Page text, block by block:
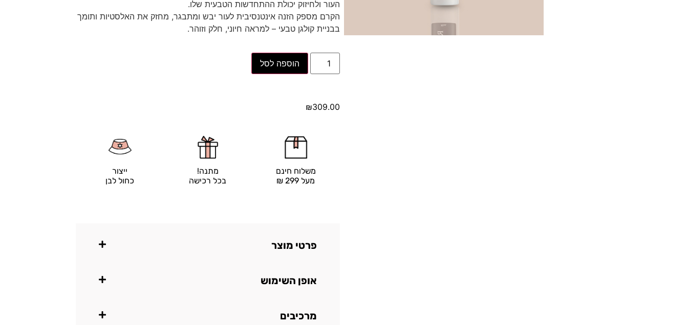
העור ולחיזוק יכולת ההתחדשות הטבעית שלו.
הקרם מספק הזנה אינטנסיבית לעור יבש ומתבגר, מחזק את האלסטיות ותומך
בבניית קולגן טבעי – למראה חיוני, חלק וזוהר.
הוספה לסל
₪309.00
משלוח חינם
מעל 299 ₪
מתנה!
בכל רכישה
ייצור
כחול לבן
פרטי מוצר
אופן השימוש
מרכיבים